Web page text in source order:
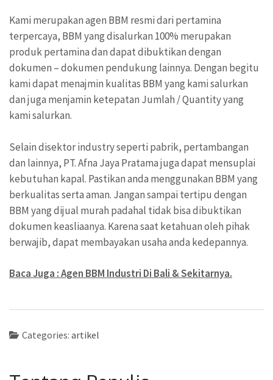
Kami merupakan agen BBM resmi dari pertamina
terpercaya, BBM yang disalurkan 100% merupakan
produk pertamina dan dapat dibuktikan dengan
dokumen – dokumen pendukung lainnya. Dengan begitu
kami dapat menajmin kualitas BBM yang kami salurkan
dan juga menjamin ketepatan Jumlah / Quantity yang
kami salurkan.
Selain disektor industry seperti pabrik, pertambangan
dan lainnya, PT. Afna Jaya Pratama juga dapat mensuplai
kebutuhan kapal. Pastikan anda menggunakan BBM yang
berkualitas serta aman. Jangan sampai tertipu dengan
BBM yang dijual murah padahal tidak bisa dibuktikan
dokumen keasliaanya. Karena saat ketahuan oleh pihak
berwajib, dapat membayakan usaha anda kedepannya.
Baca Juga : Agen BBM Industri Di Bali & Sekitarnya.
Categories: artikel